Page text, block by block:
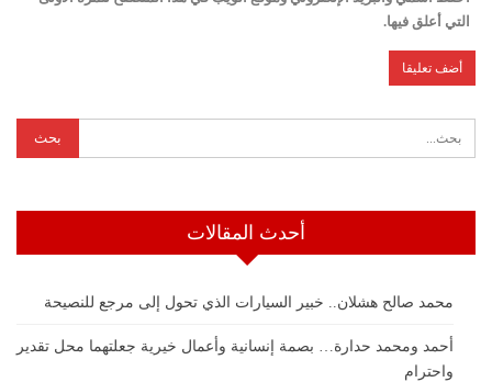
التي أعلق فيها.
أحدث المقالات
محمد صالح هشلان.. خبير السيارات الذي تحول إلى مرجع للنصيحة
أحمد ومحمد حدارة… بصمة إنسانية وأعمال خيرية جعلتهما محل تقدير
واحترام